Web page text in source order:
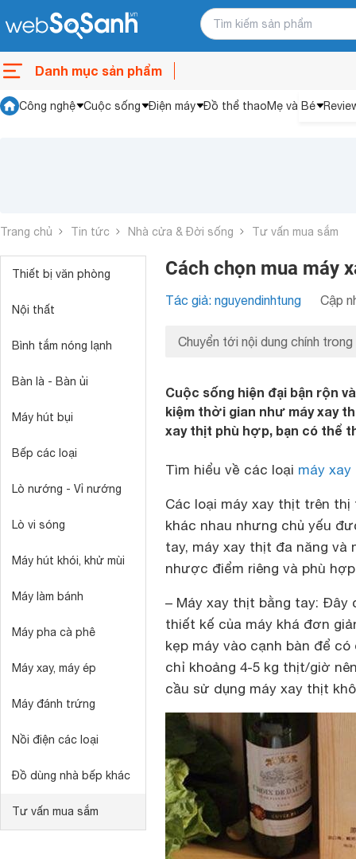
Danh mục sản phẩm
Công nghệ Cuộc sống Điện máy Đồ thể thaoMẹ và Bé
Trang chủ Tin tức Nhà cửa & Đời sống Tư vấn mua sắm
Thiết bị văn phòng
Nội thất
Bình tắm nóng lạnh
Bàn là - Bàn ủi
Máy hút bụi
Bếp các loại
Lò nướng - Vỉ nướng
Lò vi sóng
Máy hút khói, khử mùi
Máy làm bánh
Máy pha cà phê
Máy xay, máy ép
Máy đánh trứng
Nồi điện các loại
Đồ dùng nhà bếp khác
Tư vấn mua sắm
Cách chọn mua máy
Tác giả: nguyendinhtung Cập
Chuyển tới nội dung chính trong
Cuộc sống hiện đại bận rộn
kiệm thời gian như máy xay
xay thịt phù hợp, bạn có thể
Tìm hiểu về các loại máy
Các loại máy xay thịt trên
khác nhau nhưng chủ yếu
tay, máy xay thịt đa năng và
nhược điểm riêng và phù
– Máy xay thịt bằng tay: Đây
thiết kế của máy khá đơn
kẹp máy vào cạnh bàn để
chỉ khoảng 4-5 kg thịt/giờ
cầu sử dụng máy xay thịt